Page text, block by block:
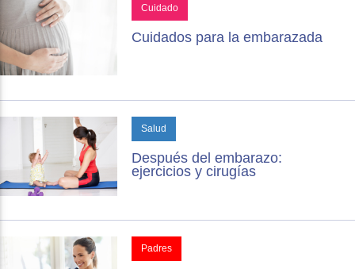
Cuidado
Cuidados para la embarazada
Salud
Después del embarazo:
ejercicios y cirugías
Padres